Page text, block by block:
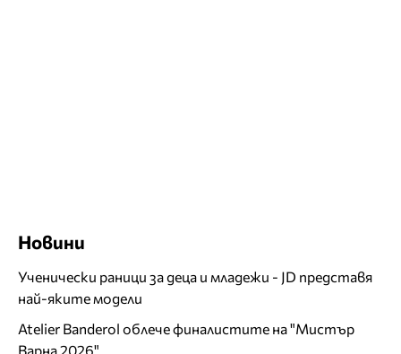
Новини
Ученически раници за деца и младежи - JD представя
най-яките модели
Atelier Banderol облече финалистите на "Мистър
Варна 2026"